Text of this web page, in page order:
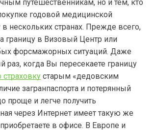
путешественникам, но и тем, кто
годовой медицинской
нескольких странах. Прежде всего,
границу в Визовый Центр или
форсмажорных ситуаций. Даже
когда Вы пересекаете границу
старым «дедовским
загранпаспорта и потерянный
проще и легче получить
через Интернет имеет такую же
в офисе. В Европе и